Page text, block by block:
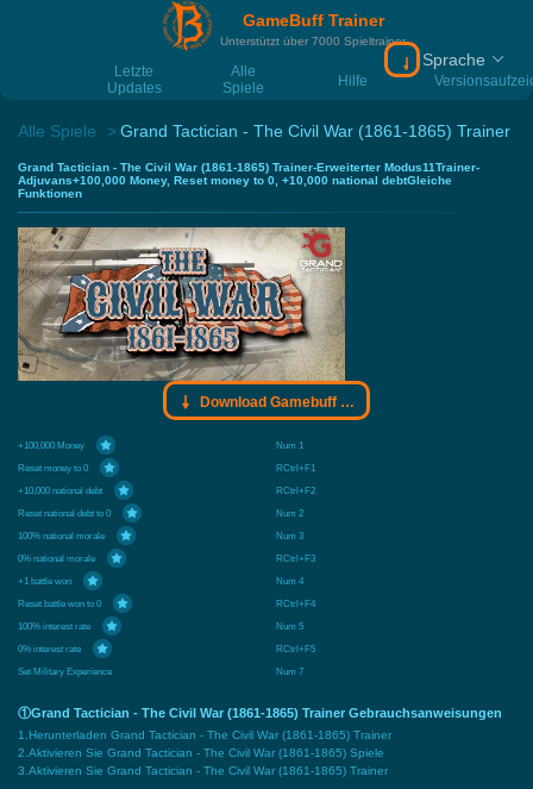
GameBuff Trainer
Unterstützt über 7000 Spieltrainer
Letzte
Updates
Alle
Spiele
Hilfe
Download
Sprache
Alle Spiele Grand Tactician - The Civil War (1861-1865) Trainer
Grand Tactician - The Civil War (1861-1865) Trainer-Erweiterter Modus11Trainer-
Adjuvans+100,000 Money, Reset money to 0, +10,000 national debtGleiche
Funktionen
Download Gamebuff Trainer
+100,000 Money
Num 1
Reset money to 0
RCtrl+F1
+10,000 national debt
RCtrl+F2
Reset national debt to 0
Num 2
100% national morale
Num 3
0% national morale
RCtrl+F3
+1 battle won
Num 4
Reset battle won to 0
RCtrl+F4
100% interest rate
Num 5
0% interest rate
RCtrl+F5
Set Military Experience
Num 7
①Grand Tactician - The Civil War (1861-1865) Trainer Gebrauchsanweisungen
1.Herunterladen Grand Tactician - The Civil War (1861-1865) Trainer
2.Aktivieren Sie Grand Tactician - The Civil War (1861-1865) Spiele
3.Aktivieren Sie Grand Tactician - The Civil War (1861-1865) Trainer